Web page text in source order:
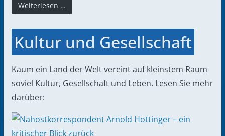
Weiterlesen …
Kultur und Gesellschaft
Kaum ein Land der Welt vereint auf kleinstem Raum
soviel Kultur, Gesellschaft und Leben. Lesen Sie mehr
darüber: